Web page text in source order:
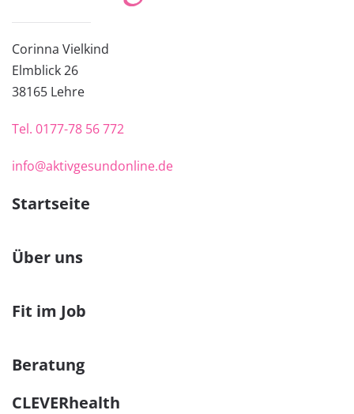
Corinna Vielkind
Elmblick 26
38165 Lehre
Tel. 0177-78 56 772
info@aktivgesundonline.de
Startseite
Über uns
Fit im Job
Beratung
CLEVERhealth